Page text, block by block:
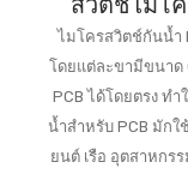
สวิตช์ไมโ
ไมโครสวิตช์กันน้ำ
โดยแต่ละขามีขนาด
PCB ได้โดยตรง ท
น้ำสำหรับ PCB มัก
ยนต์ เรือ อุตสาหกร